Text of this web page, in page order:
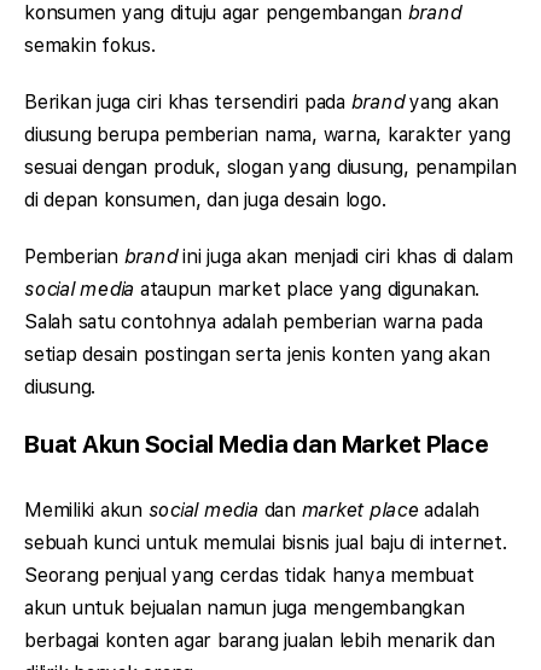
konsumen yang dituju agar pengembangan brand
semakin fokus.
Berikan juga ciri khas tersendiri pada brandyang akan
diusung berupa pemberian nama, warna, karakter yang
sesuai dengan produk, slogan yang diusung, penampilan
di depan konsumen, dan juga desain logo.
Pemberian brandini juga akan menjadi ciri khas di dalam
social media ataupun market place yang digunakan.
Salah satu contohnya adalah pemberian warna pada
setiap desain postingan serta jenis konten yang akan
diusung.
Buat Akun Social Media dan Market Place
Memiliki akun social media dan market place adalah
sebuah kunci untuk memulai bisnis jual baju di internet.
Seorang penjual yang cerdas tidak hanya membuat
akun untuk bejualan namun juga mengembangkan
berbagai konten agar barang jualan lebih menarik dan